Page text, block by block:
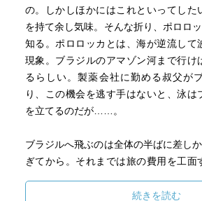
の。しかしほかにはこれといってした
を持て余し気味。そんな折り、ポロロ
知る。ポロロッカとは、海が逆流して
現象。ブラジルのアマゾン河まで行け
るらしい。製薬会社に勤める叔父が
り、この機会を逃す手はないと、泳は
を立てるのだが……。
ブラジルへ飛ぶのは全体の半ばに差し
ぎてから。それまでは旅の費用を工面
本を出発してからも、アマゾン河へ着
続きを読む